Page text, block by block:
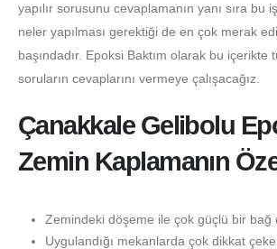
yapılır sorusunu cevaplamanın yanı sıra bu
neler yapılması gerektiği de en çok merak
başındadır. Epoksi Baktım olarak bu içerikte
soruların cevaplarını vermeye çalışacağız.
Çanakkale Gelibolu
Zemin Kaplamanın
Zemindeki döşeme ile çok güçlü bir bağ
Uygulandığı mekanlarda çok dikkat